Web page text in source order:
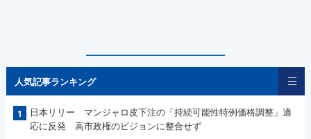
人気記事ランキング
1
日本リリー マンジャロ皮下注の「持続可能性特例価格調整」適
応に反発 高市政権のビジョンに整合せず